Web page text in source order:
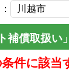
補償取扱い
件に該当